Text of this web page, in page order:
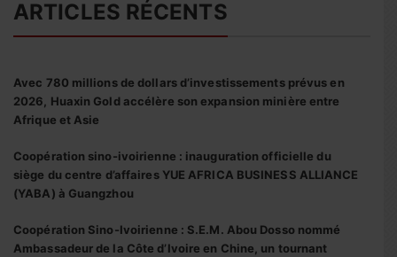
ARTICLES RÉCENTS
Avec 780 millions de dollars d’investissements prévus en
2026, Huaxin Gold accélère son expansion minière entre
Afrique et Asie
Coopération sino-ivoirienne : inauguration officielle du
siège du centre d’affaires YUE AFRICA BUSINESS ALLIANCE
(YABA) à Guangzhou
Coopération Sino-Ivoirienne : S.E.M. Abou Dosso nommé
Ambassadeur de la Côte d’Ivoire en Chine, un tournant